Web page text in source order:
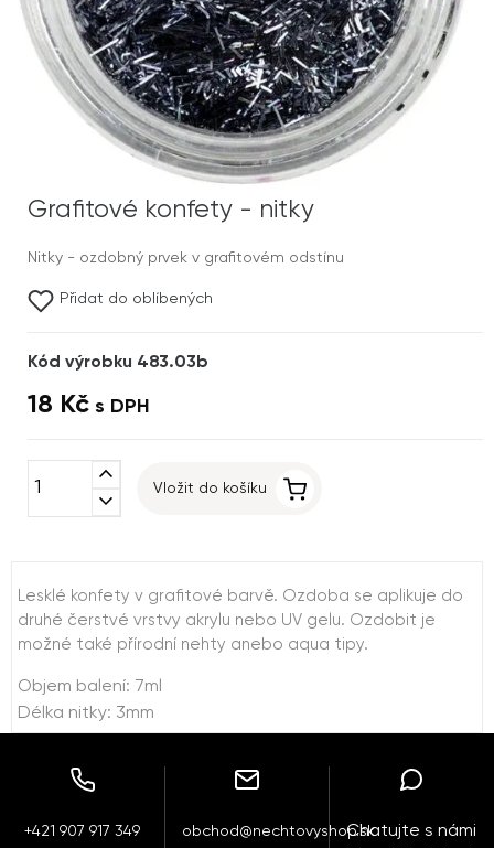
Grafitové konfety - nitky
Nitky - ozdobný prvek v grafitovém odstínu
Přidat do oblíbených
Kód výrobku 483.03b
18 Kč s DPH
expand_less
expand_more
Vložit do košíku
Lesklé konfety v grafitové barvě. Ozdoba se aplikuje do
druhé čerstvé vrstvy akrylu nebo UV gelu. Ozdobit je
možné také přírodní nehty anebo aqua tipy.
Objem balení: 7ml
Délka nitky: 3mm
+421 907 917 349 obchod@nechtovyshop.skChatujte s námi